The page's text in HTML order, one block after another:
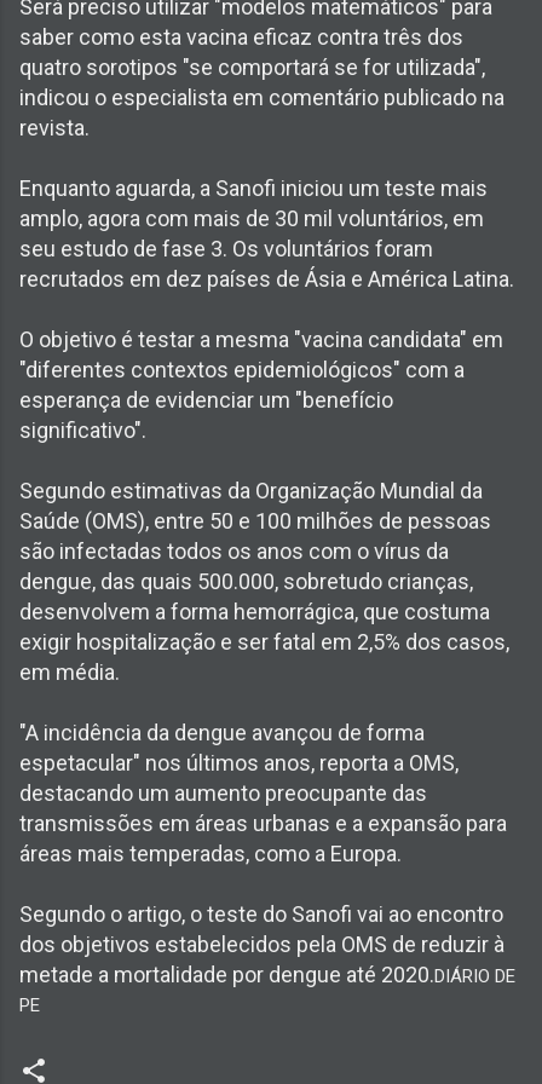
Será preciso utilizar "modelos matemáticos" para
saber como esta vacina eficaz contra três dos
quatro sorotipos "se comportará se for utilizada",
indicou o especialista em comentário publicado na
revista.
Enquanto aguarda, a Sanofi iniciou um teste mais
amplo, agora com mais de 30 mil voluntários, em
seu estudo de fase 3. Os voluntários foram
recrutados em dez países de Ásia e América Latina.
O objetivo é testar a mesma "vacina candidata" em
"diferentes contextos epidemiológicos" com a
esperança de evidenciar um "benefício
significativo".
Segundo estimativas da Organização Mundial da
Saúde (OMS), entre 50 e 100 milhões de pessoas
são infectadas todos os anos com o vírus da
dengue, das quais 500.000, sobretudo crianças,
desenvolvem a forma hemorrágica, que costuma
exigir hospitalização e ser fatal em 2,5% dos casos,
em média.
"A incidência da dengue avançou de forma
espetacular" nos últimos anos, reporta a OMS,
destacando um aumento preocupante das
transmissões em áreas urbanas e a expansão para
áreas mais temperadas, como a Europa.
Segundo o artigo, o teste do Sanofi vai ao encontro
dos objetivos estabelecidos pela OMS de reduzir à
metade a mortalidade por dengue até 2020.DIÁRIO DE
PE